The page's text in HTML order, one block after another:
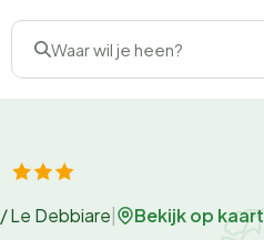
Waar wil je heen?
/Le Debbiare Bekijk op kaart